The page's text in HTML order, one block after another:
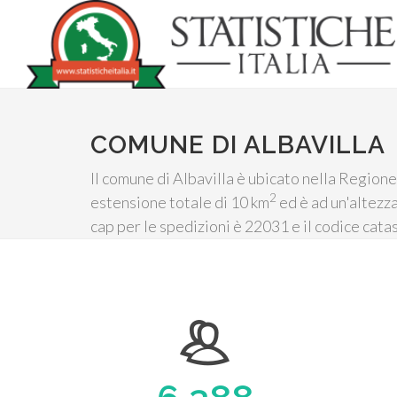
COMUNE DI ALBAVILLA
Il comune di Albavilla è ubicato nella
estensione totale di 10 km2 ed è ad
cap per le spedizioni è 22031 e il codice